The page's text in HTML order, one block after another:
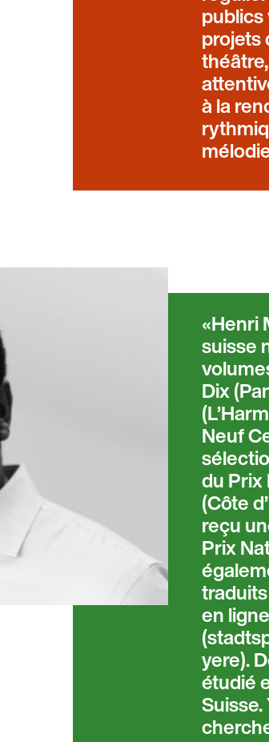
publics
projets
à la
Henri
suisse
Dix
Neuf
du Prix
(Côte
reçu
Prix
en
yere).
étudié